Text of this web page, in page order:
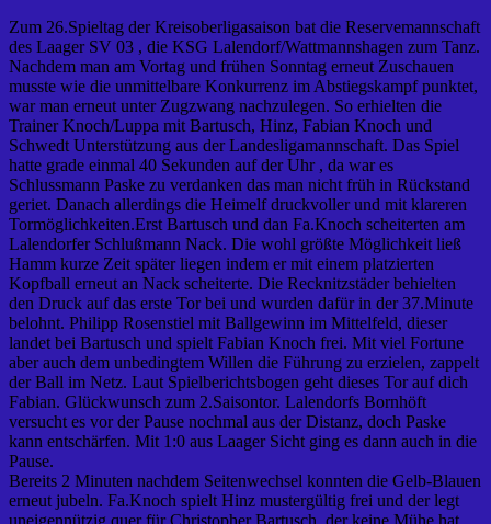
Zum 26.Spieltag der Kreisoberligasaison bat die Reservemannschaft
des Laager SV 03 , die KSG Lalendorf/Wattmannshagen zum Tanz.
Nachdem man am Vortag und frühen Sonntag erneut Zuschauen
musste wie die unmittelbare Konkurrenz im Abstiegskampf punktet,
war man erneut unter Zugzwang nachzulegen. So erhielten die
Trainer Knoch/Luppa mit Bartusch, Hinz, Fabian Knoch und
Schwedt Unterstützung aus der Landesligamannschaft. Das Spiel
hatte grade einmal 40 Sekunden auf der Uhr , da war es
Schlussmann Paske zu verdanken das man nicht früh in Rückstand
geriet. Danach allerdings die Heimelf druckvoller und mit klareren
Tormöglichkeiten.Erst Bartusch und dan Fa.Knoch scheiterten am
Lalendorfer Schlußmann Nack. Die wohl größte Möglichkeit ließ
Hamm kurze Zeit später liegen indem er mit einem platzierten
Kopfball erneut an Nack scheiterte. Die Recknitzstäder behielten
den Druck auf das erste Tor bei und wurden dafür in der 37.Minute
belohnt. Philipp Rosenstiel mit Ballgewinn im Mittelfeld, dieser
landet bei Bartusch und spielt Fabian Knoch frei. Mit viel Fortune
aber auch dem unbedingtem Willen die Führung zu erzielen, zappelt
der Ball im Netz. Laut Spielberichtsbogen geht dieses Tor auf dich
Fabian. Glückwunsch zum 2.Saisontor. Lalendorfs Bornhöft
versucht es vor der Pause nochmal aus der Distanz, doch Paske
kann entschärfen. Mit 1:0 aus Laager Sicht ging es dann auch in die
Pause.
Bereits 2 Minuten nachdem Seitenwechsel konnten die Gelb-Blauen
erneut jubeln. Fa.Knoch spielt Hinz mustergültig frei und der legt